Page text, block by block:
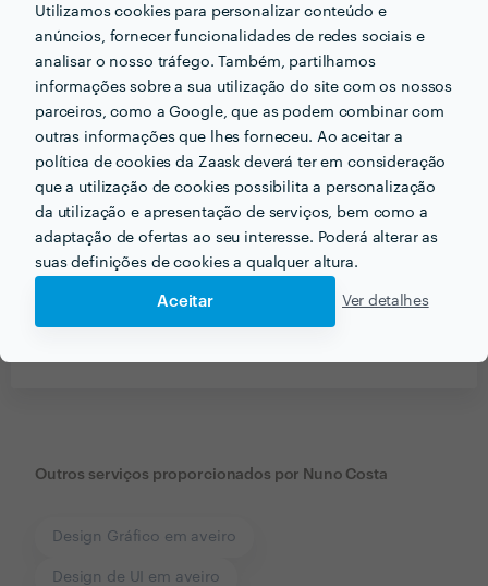
Utilizamos cookies para personalizar conteúdo e
anúncios, fornecer funcionalidades de redes sociais e
analisar o nosso tráfego. Também, partilhamos
informações sobre a sua utilização do site com os nossos
parceiros, como a Google, que as podem combinar com
outras informações que lhes forneceu. Ao aceitar a
política de cookies da Zaask deverá ter em consideração
que a utilização de cookies possibilita a personalização
da utilização e apresentação de serviços, bem como a
adaptação de ofertas ao seu interesse. Poderá alterar as
suas definições de cookies a qualquer altura.
Aceitar Ver detalhes
Outros serviços proporcionados por Nuno Costa
Design Gráfico em aveiro
Design de UI em aveiro